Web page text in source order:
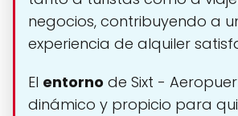
negocios, contribuyendo a
experiencia de alquiler
El entorno de Sixt -
dinámico y propicio para